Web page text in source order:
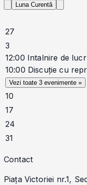
Luna Curentă
27
3
12:00 Intalnire de
10:00 Discuție cu
Vezi toate 3 evenimente »
10
17
24
31
Contact
Piața Victoriei nr.1,